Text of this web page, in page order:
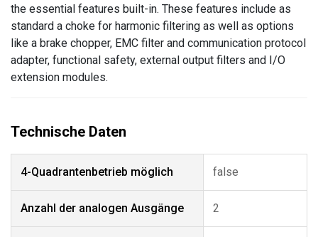
the essential features built-in. These features include as
standard a choke for harmonic filtering as well as options
like a brake chopper, EMC filter and communication protocol
adapter, functional safety, external output filters and I/O
extension modules.
4-Quadrantenbetrieb möglich false
Anzahl der analogen Ausgänge 2